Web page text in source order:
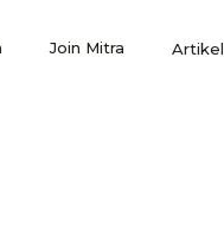
Join Mitra Artikel